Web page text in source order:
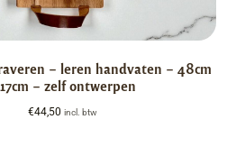
– leren handvaten – 48cm
– zelf ontwerpen
€44,50 incl. btw